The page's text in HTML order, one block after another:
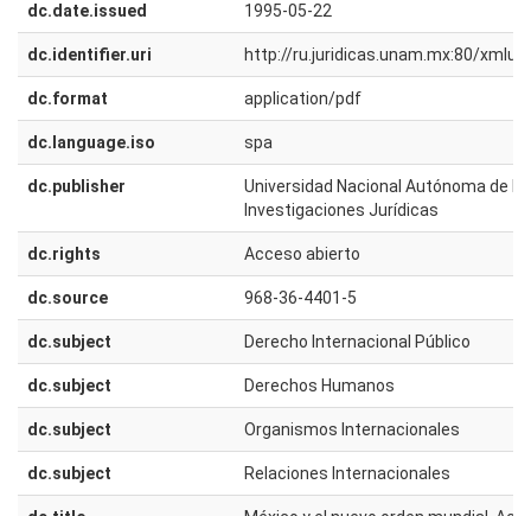
dc.date.issued 1995-05-22
dc.identifier.uri http://ru.juridicas.unam.mx:80/
dc.format application/pdf
dc.language.iso spa
dc.publisher
Universidad Nacional Autónoma de
Investigaciones Jurídicas
dc.rights Acceso abierto
dc.source 968-36-4401-5
dc.subject Derecho Internacional Público
dc.subject Derechos Humanos
dc.subject Organismos Internacionales
dc.subject Relaciones Internacionales